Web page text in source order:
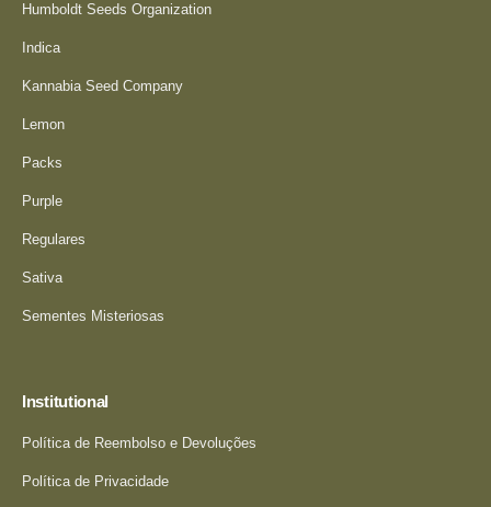
Humboldt Seeds Organization
Indica
Kannabia Seed Company
Lemon
Packs
Purple
Regulares
Sativa
Sementes Misteriosas
Institutional
Política de Reembolso e Devoluções
Política de Privacidade